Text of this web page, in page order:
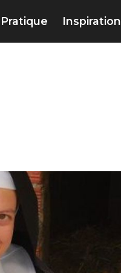
Pratique Inspiration